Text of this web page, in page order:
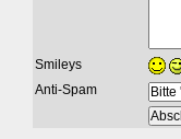
Smileys
Anti-Spam